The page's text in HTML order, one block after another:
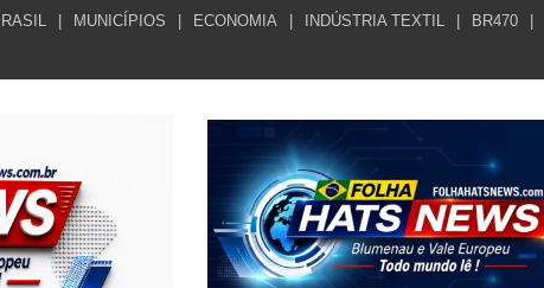
MUNICÍPIOS ECONOMIA INDÚSTRIA TEXTIL BR470